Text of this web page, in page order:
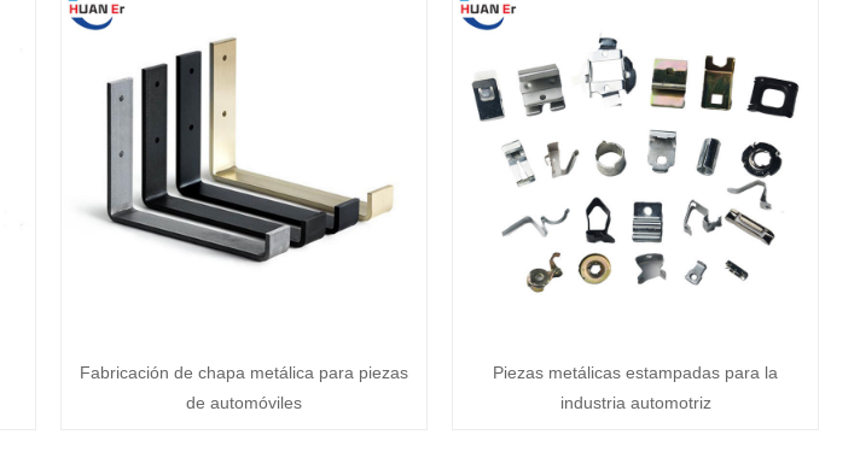
Fabricación de chapa metálica para piezas
de automóviles
Piezas metálicas estampadas para la
industria automotriz